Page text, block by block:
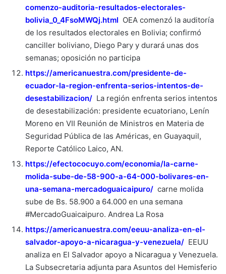
comenzo-auditoria-resultados-electorales-
bolivia_0_4FsoMWQj.html OEA comenzó la auditoría
de los resultados electorales en Bolivia; confirmó
canciller boliviano, Diego Pary y durará unas dos
semanas; oposición no participa
https://americanuestra.com/presidente-de-
ecuador-la-region-enfrenta-serios-intentos-de-
desestabilizacion/ La región enfrenta serios intentos
de desestabilización: presidente ecuatoriano, Lenín
Moreno en VII Reunión de Ministros en Materia de
Seguridad Pública de las Américas, en Guayaquil,
Reporte Católico Laico, AN.
https://efectococuyo.com/economia/la-carne-
molida-sube-de-58-900-a-64-000-bolivares-en-
una-semana-mercadoguaicaipuro/ carne molida
sube de Bs. 58.900 a 64.000 en una semana
#MercadoGuaicaipuro. Andrea La Rosa
https://americanuestra.com/eeuu-analiza-en-el-
salvador-apoyo-a-nicaragua-y-venezuela/ EEUU
analiza en El Salvador apoyo a Nicaragua y Venezuela.
La Subsecretaria adjunta para Asuntos del Hemisferio